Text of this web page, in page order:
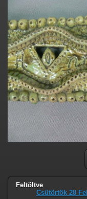
Feltöltve
Csütörtök 28